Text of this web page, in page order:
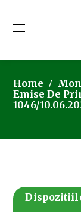
Home
Emise De
1046/